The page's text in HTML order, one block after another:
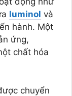
luminol và
hành. Một
ứng,
chất hóa
chuyển